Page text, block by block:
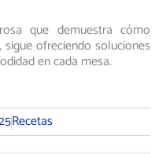
que demuestra cómo
sigue ofreciendo soluciones
en cada mesa.
Recetas